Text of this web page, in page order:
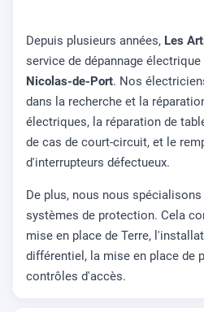
Depuis plusieurs années, Les
service de dépannage
Nicolas-de-Port. Nos
dans la recherche et la
électriques, la réparation de
de cas de court-circuit, et le
d'interrupteurs défectueux.
De plus, nous nous
systèmes de protection. Cela
mise en place de Terre,
différentiel, la mise en place de
contrôles d'accès.